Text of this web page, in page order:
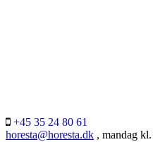
+45 35 24 80 61
horesta@horesta.dk , mandag